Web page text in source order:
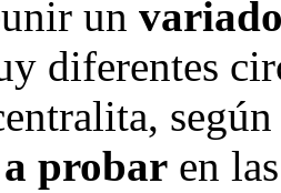
un
diferentes
probar en